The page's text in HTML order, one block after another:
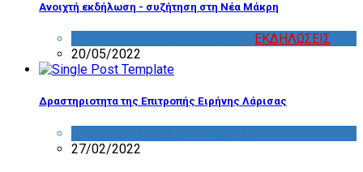
Ανοιχτή εκδήλωση - συζήτηση στη Νέα Μάκρη
ΕΚΔΗΛΩΣΕΙΣ
20/05/2022
Δραστηριοτητα της Επιτροπής Ειρήνης Λάρισας
27/02/2022